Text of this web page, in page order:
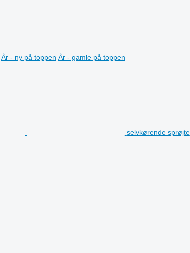
År - ny på toppen År - gamle på toppen
selvkørende sprøjte